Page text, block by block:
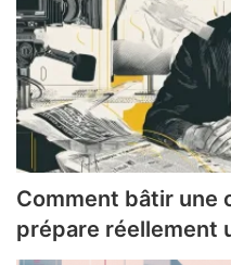
Comment bâtir une
prépare réellement